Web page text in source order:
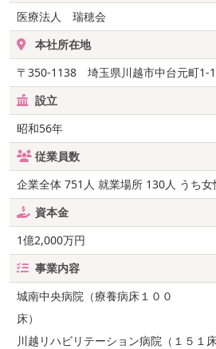
医療法人 瑞穂会
本社所在地
〒350-1138 埼玉県川越市中台元町1-
設立
昭和56年
従業員数
企業全体 751人 就業場所 130人 うち
資本金
1億2,000万円
事業内容
城南中央病院（療養病床１００
床）
川越リハビリテーション病院（１５